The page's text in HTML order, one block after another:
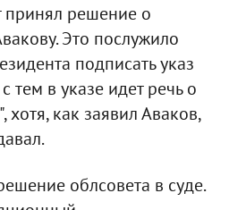
принял решение о
Это послужило
подписать указ
тем в указе идет речь о
хотя, как заявил Аваков,
облсовета в суде.